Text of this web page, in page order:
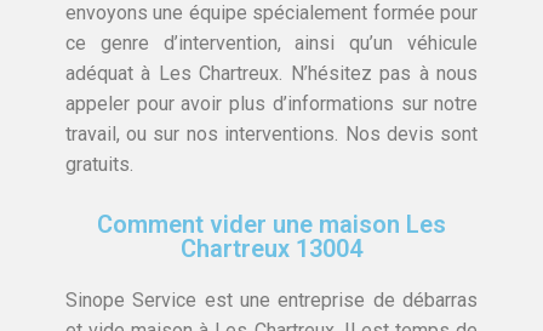
envoyons une équipe spécialement formée pour
ce genre d’intervention, ainsi qu’un véhicule
adéquat à Les Chartreux. N’hésitez pas à nous
appeler pour avoir plus d’informations sur notre
travail, ou sur nos interventions. Nos devis sont
gratuits.
Comment vider une maison Les
Chartreux 13004
Sinope Service est une entreprise de débarras